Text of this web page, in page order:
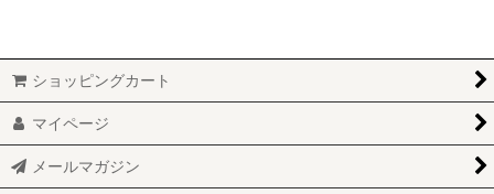
ショッピングカート
マイページ
メールマガジン